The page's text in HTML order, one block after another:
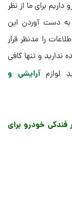
برای ما از نظر
دست آوردن این
را مدنظر قرار
ندارید و تنها کافی
لوازمآرایشی و
فندکی خودرو برای